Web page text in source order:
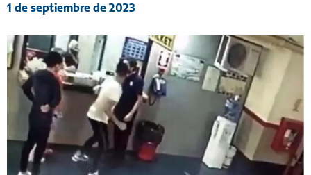
1 de septiembre de 2023